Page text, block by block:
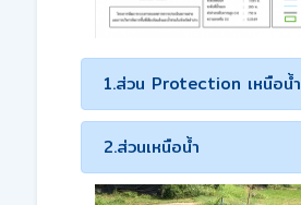
1.ส่วน Protection เหนือน้ำ
2.ส่วนเหนือน้ำ